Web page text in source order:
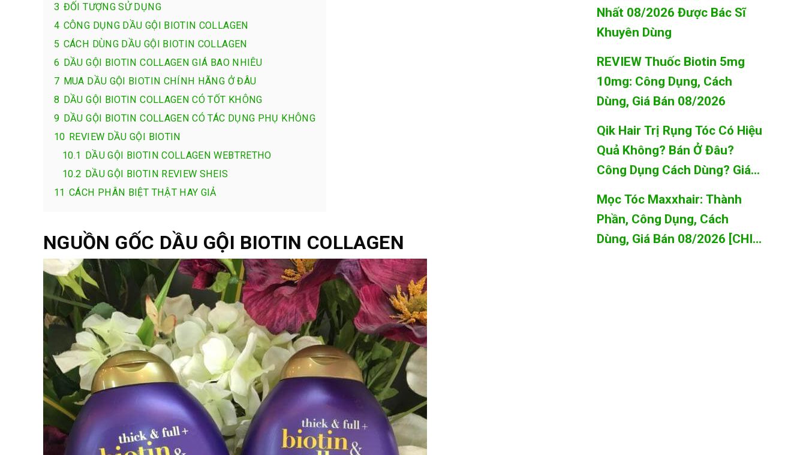
3 ĐỐI TƯỢNG SỬ DỤNG
4 CÔNG DỤNG DẦU GỘI BIOTIN COLLAGEN
5 CÁCH DÙNG DẦU GỘI BIOTIN COLLAGEN
6 DẦU GỘI BIOTIN COLLAGEN GIÁ BAO NHIÊU
7 MUA DẦU GỘI BIOTIN CHÍNH HÃNG Ở ĐÂU
8 DẦU GỘI BIOTIN COLLAGEN CÓ TỐT KHÔNG
9 DẦU GỘI BIOTIN COLLAGEN CÓ TÁC DỤNG PHỤ KHÔNG
10 REVIEW DẦU GỘI BIOTIN
10.1 DẦU GỘI BIOTIN COLLAGEN WEBTRETHO
10.2 DẦU GỘI BIOTIN REVIEW SHEIS
11 CÁCH PHÂN BIỆT THẬT HAY GIẢ
NGUỒN GỐC DẦU GỘI BIOTIN COLLAGEN
Nhất 08/2026 Được Bác Sĩ
Khuyên Dùng
REVIEW Thuốc Biotin 5mg
10mg: Công Dụng, Cách
Dùng, Giá Bán 08/2026
Qik Hair Trị Rụng Tóc Có Hiệu
Quả Không? Bán Ở Đâu?
Công Dụng Cách Dùng? Giá
Mọc Tóc Maxxhair: Thành
Phần, Công Dụng, Cách
Dùng, Giá Bán 08/2026 [CHI